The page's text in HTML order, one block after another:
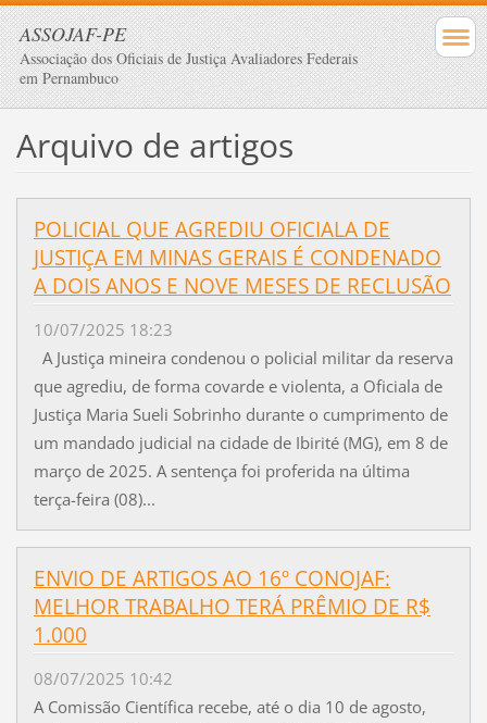
ASSOJAF-PE
Associação dos Oficiais de Justiça Avaliadores Federais
em Pernambuco
Arquivo de artigos
POLICIAL QUE AGREDIU OFICIALA DE
JUSTIÇA EM MINAS GERAIS É CONDENADO
A DOIS ANOS E NOVE MESES DE RECLUSÃO
10/07/2025 18:23
A Justiça mineira condenou o policial militar da reserva
que agrediu, de forma covarde e violenta, a Oficiala de
Justiça Maria Sueli Sobrinho durante o cumprimento de
um mandado judicial na cidade de Ibirité (MG), em 8 de
março de 2025. A sentença foi proferida na última
terça-feira (08)...
ENVIO DE ARTIGOS AO 16º CONOJAF:
MELHOR TRABALHO TERÁ PRÊMIO DE R$
1.000
08/07/2025 10:42
A Comissão Científica recebe, até o dia 10 de agosto,